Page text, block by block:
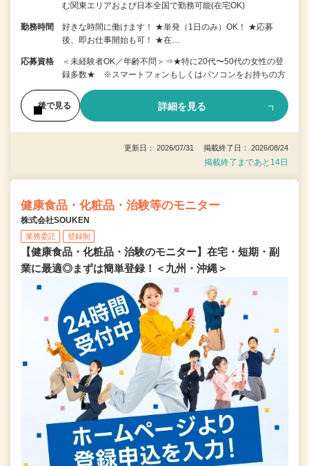
む関東エリアおよび日本全国で勤務可能(在宅OK)
勤務時間
好きな時間に働けます！ ★単発（1日のみ）OK！ ★応募
後、即お仕事開始も可！ ★在…
応募資格
＜未経験者OK／年齢不問＞⇒★特に20代〜50代の女性の登
録多数★ ※スマートフォンもしくはパソコンをお持ちの方
後で見る 詳細を見る
更新日： 2026/07/31 掲載終了日： 2026/08/24
掲載終了まであと14日
健康食品・化粧品・治験等のモニター
株式会社SOUKEN
業務委託 登録制
【健康食品・化粧品・治験のモニター】在宅・短期・副
業に最適◎まずは簡単登録！＜九州・沖縄＞